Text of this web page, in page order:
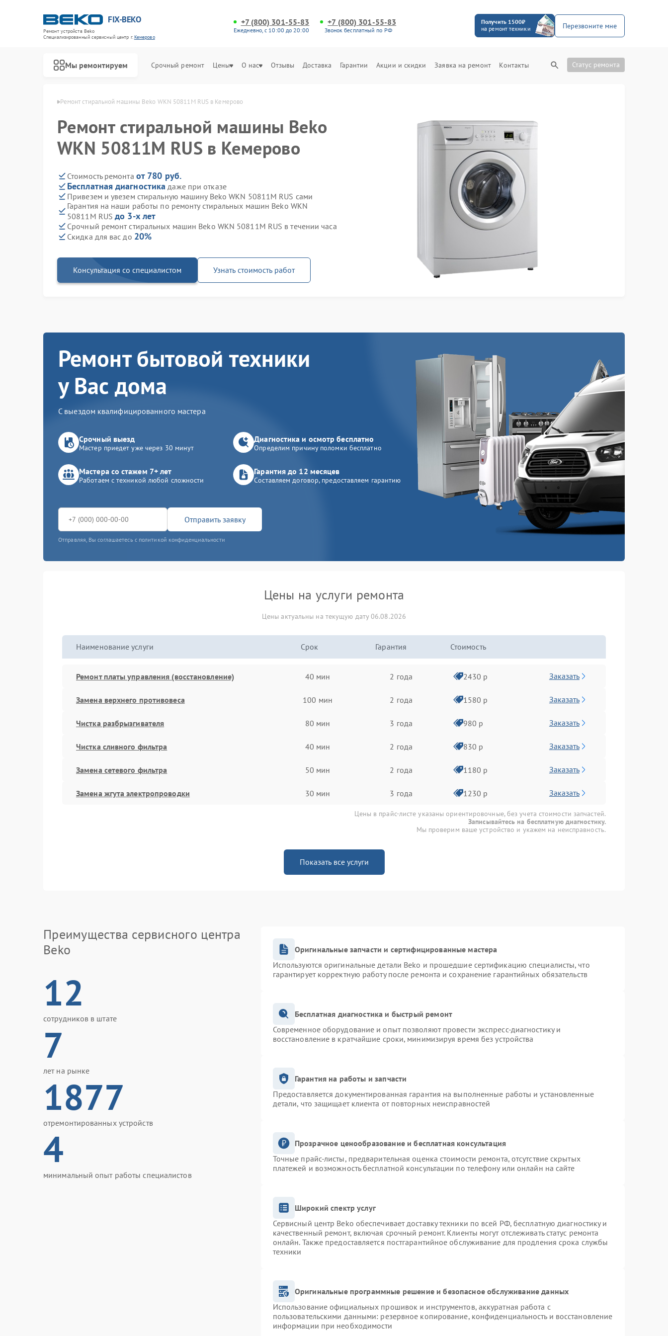
FIX-BEKO
Ремонт устройств Beko
Специализированный cервисный центр г.Кемерово
+7 (800) 301-55-83
Ежедневно, с 10:00 до 20:00
+7 (800) 301-55-83
Звонок бесплатный по РФ
Получить 1500₽
на ремонт техники
Перезвоните мне
Мы ремонтируем Срочный ремонт Цены О нас Отзывы Доставка Гарантии Акции и скидки Заявка на ремонт Контакты Статус ремонта
Ремонт стиральной машины Beko WKN 50811M RUS в Кемерово
Ремонт стиральной машины Beko
WKN 50811M RUS в Кемерово
Стоимость ремонта от 780 руб.
Бесплатная диагностика даже при отказе
Привезем и увезем стиральную машину Beko WKN 50811M RUS сами
Гарантия на наши работы по ремонту стиральных машин Beko WKN
50811M RUSдо 3-х лет
Срочный ремонт стиральных машин Beko WKN 50811M RUS в течении часа
Скидка для вас до 20%
Консультация со специалистом Узнать стоимость работ
Ремонт бытовой техники
у Вас дома
С выездом квалифицированного мастера
Срочный выезд
Мастер приедет уже через 30 минут
Диагностика и осмотр бесплатно
Определим причину поломки бесплатно
Мастера со стажем 7+ лет
Работаем с техникой любой сложности
Гарантия до 12 месяцев
Составляем договор, предоставляем гарантию
Отправить заявку
Отправляя, Вы соглашаетесь с политикой конфиденциальности
Цены на услуги ремонта
Цены актуальны на текущую дату 06.08.2026
Наименование услуги Срок Гарантия Стоимость
Ремонт платы управления (восстановление) 40 мин 2 года 2430 р Заказать
Замена верхнего противовеса 100 мин 2 года 1580 р Заказать
Чистка разбрызгивателя 80 мин 3 года 980 р Заказать
Чистка сливного фильтра 40 мин 2 года 830 р Заказать
Замена сетевого фильтра 50 мин 2 года 1180 р Заказать
Замена жгута электропроводки 30 мин 3 года 1230 р Заказать
Цены в прайс-листе указаны ориентировочные, без учета стоимости запчастей.
Записывайтесь на бесплатную диагностику.
Мы проверим ваше устройство и укажем на неисправность.
Показать все услуги
Преимущества сервисного центра
Beko
12
сотрудников в штате
7
лет на рынке
1877
отремонтированных устройств
4
минимальный опыт работы специалистов
Оригинальные запчасти и сертифицированные мастера
Используются оригинальные детали Beko и прошедшие сертификацию специалисты, что
гарантирует корректную работу после ремонта и сохранение гарантийных обязательств
Бесплатная диагностика и быстрый ремонт
Современное оборудование и опыт позволяют провести экспресс-диагностику и
восстановление в кратчайшие сроки, минимизируя время без устройства
Гарантия на работы и запчасти
Предоставляется документированная гарантия на выполненные работы и установленные
детали, что защищает клиента от повторных неисправностей
Прозрачное ценообразование и бесплатная консультация
Точные прайс-листы, предварительная оценка стоимости ремонта, отсутствие скрытых
платежей и возможность бесплатной консультации по телефону или онлайн на сайте
Широкий спектр услуг
Сервисный центр Beko обеспечивает доставку техники по всей РФ, бесплатную диагностику и
качественный ремонт, включая срочный ремонт. Клиенты могут отслеживать статус ремонта
онлайн. Также предоставляется постгарантийное обслуживание для продления срока службы
техники
Оригинальные программные решение и безопасное обслуживание данных
Использование официальных прошивок и инструментов, аккуратная работа с
пользовательскими данными: резервное копирование, конфиденциальность и восстановление
информации при необходимости